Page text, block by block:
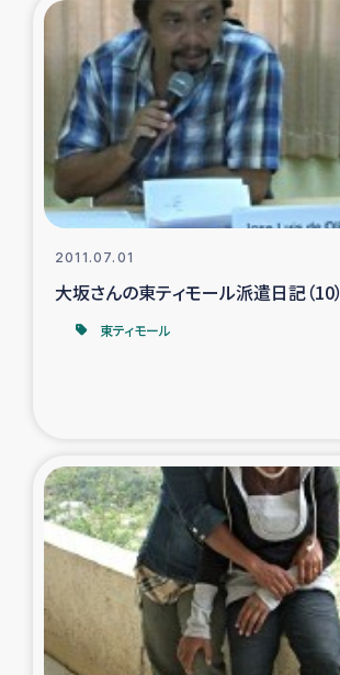
2011.07.01
大坂さんの東ティモール派遣日記（10）
東ティモール